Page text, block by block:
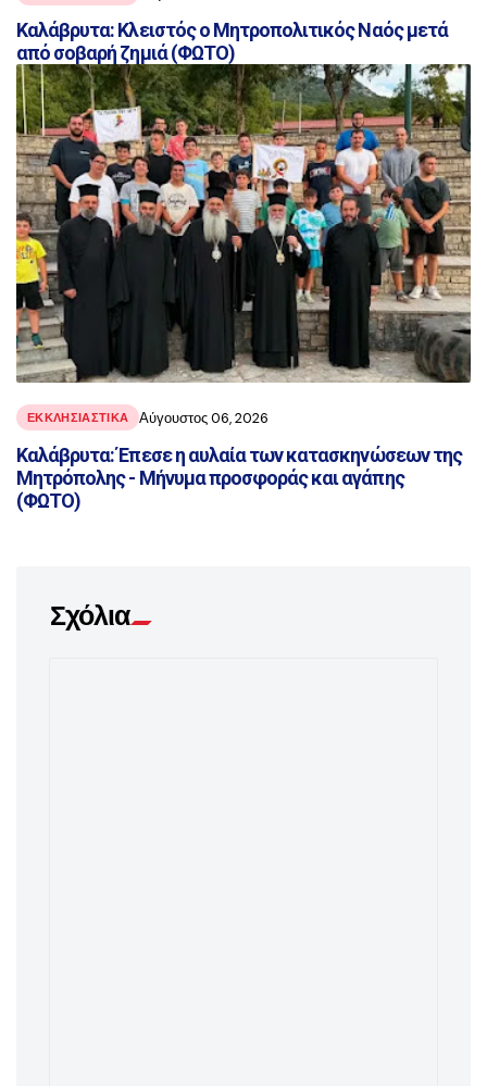
Καλάβρυτα: Κλειστός ο Μητροπολιτικός Ναός μετά
από σοβαρή ζημιά (ΦΩΤΟ)
ΕΚΚΛΗΣΙΑΣΤΙΚΑ Αύγουστος 06, 2026
Καλάβρυτα: Έπεσε η αυλαία των κατασκηνώσεων της
Μητρόπολης - Μήνυμα προσφοράς και αγάπης
(ΦΩΤΟ)
Σχόλια